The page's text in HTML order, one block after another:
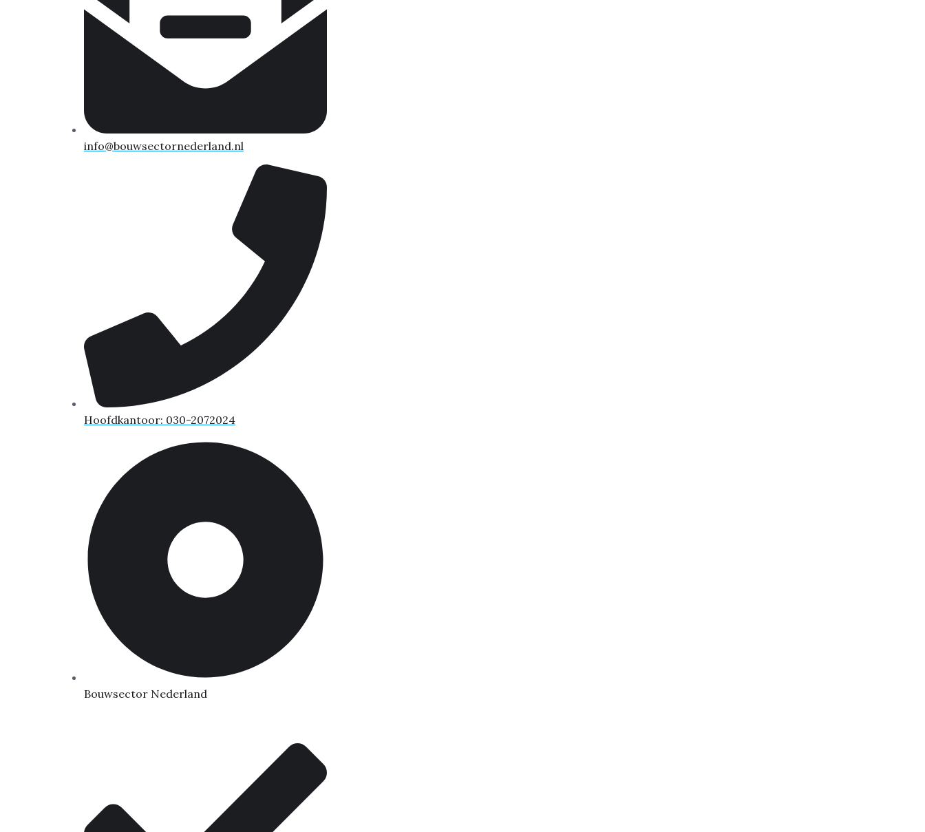
info@bouwsectornederland.nl
Hoofdkantoor: 030-2072024
Bouwsector Nederland